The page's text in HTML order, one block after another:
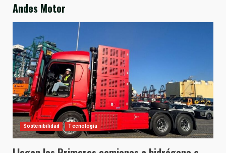
Andes Motor
Sostenibilidad Tecnología